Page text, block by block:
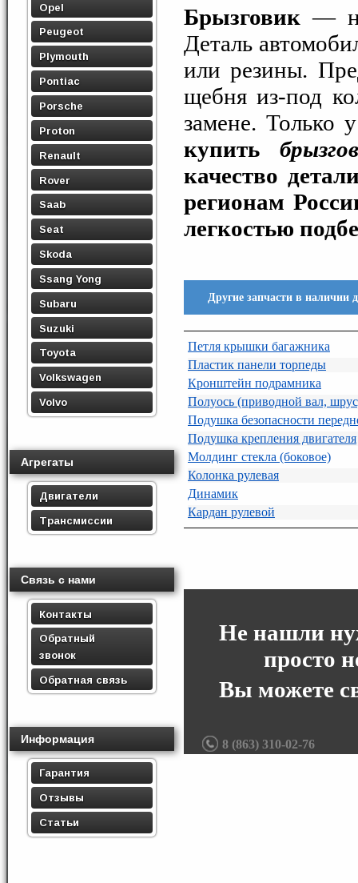
Opel
Peugeot
Plymouth
Pontiac
Porsche
Proton
Renault
Rover
Saab
Seat
Skoda
Ssang Yong
Subaru
Suzuki
Toyota
Volkswagen
Volvo
Агрегаты
Двигатели
Трансмиссии
Связь с нами
Контакты
Обратный
звонок
Обратная связь
Информация
Гарантия
Отзывы
Статьи
Брызговик —
Деталь
или резины.
щебня из-под
замене.
купить
качество
регионам
легкостью
Другие запчасти в наличии
Петля крышки багажника
Пластик панели торпеды
Кронштейн подрамника
Полуось (приводной вал,
Подушка безопасности
Подушка крепления двигателя
Молдинг стекла (боковое)
Колонка рулевая
Динамик
Кардан рулевой
Не нашли
просто
Вы можете
8 (863) 310-02-76